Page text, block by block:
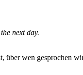
next day.
über wen gesprochen